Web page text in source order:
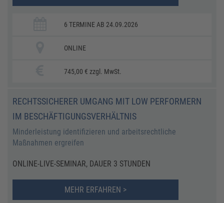
6 TERMINE AB 24.09.2026
ONLINE
745,00 € zzgl. MwSt.
RECHTSSICHERER UMGANG MIT LOW PERFORMERN
IM BESCHÄFTIGUNGSVERHÄLTNIS
Minderleistung identifizieren und arbeitsrechtliche
Maßnahmen ergreifen
ONLINE-LIVE-SEMINAR, DAUER 3 STUNDEN
MEHR ERFAHREN >